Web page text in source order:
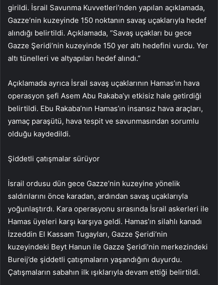
girildi. İsrail Savunma Kuvvetleri’nden yapılan açıklamada,
Gazze’nin kuzeyinde 150 noktanın savaş uçaklarıyla hedef
alındığı belirtildi. Açıklamada, “Savaş uçakları bu gece
Gazze Şeridi’nin kuzeyinde 150 yer altı hedefini vurdu. Yer
altı tünelleri ve altyapıları hedef alındı.”
Açıklamada ayrıca İsrail savaş uçaklarının Hamas’ın hava
operasyon şefi Asem Abu Rakaba’yı etkisiz hale getirdiği
belirtildi. Ebu Rakaba’nın Hamas’ın insansız hava araçları,
yamaç paraşütü, hava tespit ve savunmasından sorumlu
olduğu kaydedildi.
Şiddetli çatışmalar sürüyor
İsrail ordusu dün gece Gazze’nin kuzeyine yönelik
saldırılarını önce karadan, ardından savaş uçaklarıyla
yoğunlaştırdı. Kara operasyonu sırasında İsrail askerleri ile
Hamas üyeleri karşı karşıya geldi. Hamas’ın silahlı kanadı
İzzeddin El Kassam Tugayları, Gazze Şeridi’nin
kuzeyindeki Beyt Hanun ile Gazze Şeridi’nin merkezindeki
Bureij’de şiddetli çatışmaların yaşandığını duyurdu.
Çatışmaların sabahın ilk ışıklarıyla devam ettiği belirtildi.